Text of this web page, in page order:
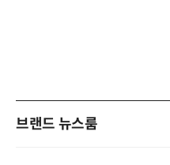
브랜드 뉴스룸